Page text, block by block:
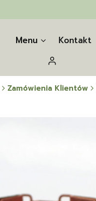
Menu Kontakt
Zaloguj się
Zamówienia Klientów